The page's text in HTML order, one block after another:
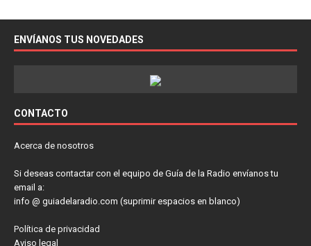
ENVÍANOS TUS NOVEDADES
CONTACTO
Acerca de nosotros
Si deseas contactar con el equipo de Guía de la Radio envíanos tu
email a:
info @ guiadelaradio.com (suprimir espacios en blanco)
Política de privacidad
Aviso legal